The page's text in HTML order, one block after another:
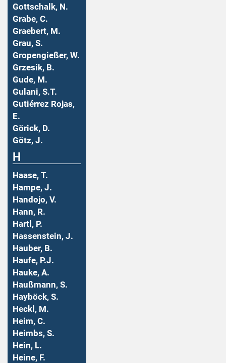
Gottschalk, N.
Grabe, C.
Graebert, M.
Grau, S.
Gropengießer, W.
Grzesik, B.
Gude, M.
Gulani, S.T.
Gutiérrez Rojas,
E.
Görick, D.
Götz, J.
H
Haase, T.
Hampe, J.
Handojo, V.
Hann, R.
Hartl, P.
Hassenstein, J.
Hauber, B.
Haufe, P.J.
Hauke, A.
Haußmann, S.
Hayböck, S.
Heckl, M.
Heim, C.
Heimbs, S.
Hein, L.
Heine, F.